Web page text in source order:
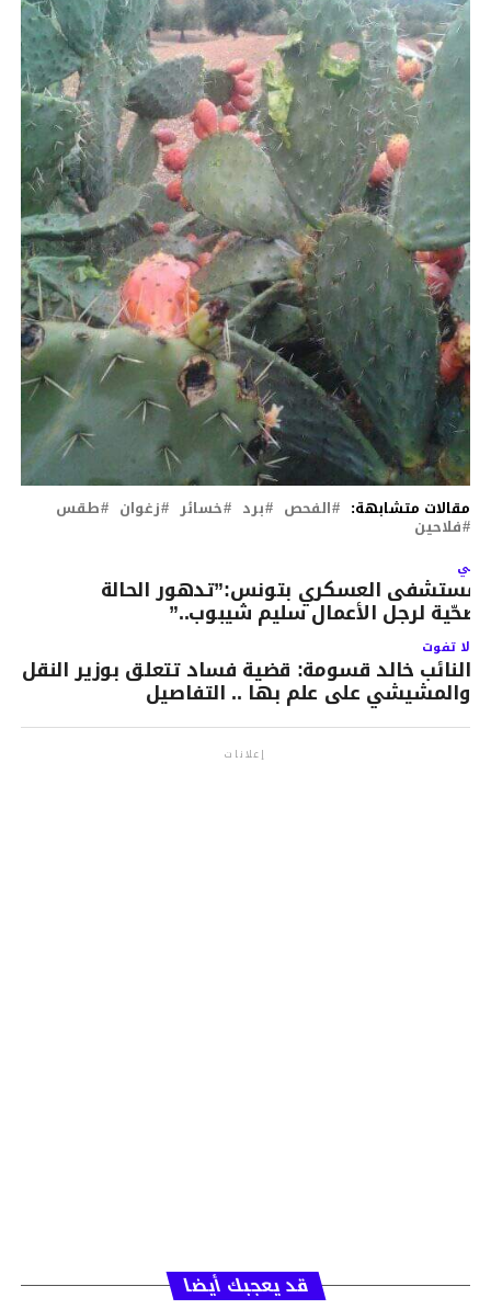
مقالات متشابهة: الفحص برد خسائر زغوان طقس
فلاحين
العسكري بتونس:”تدهور الحالة
لرجل الأعمال سليم شيبوب..”
لا تفوت
النائب خالد قسومة: قضية فساد تتعلق بوزير النقل
والمشيشي على علم بها .. التفاصيل
إعلانات
قد يعجبك أيضا